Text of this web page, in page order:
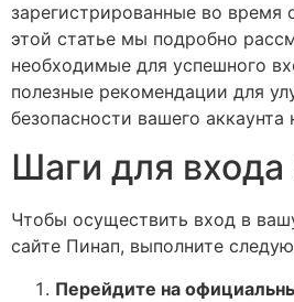
зарегистрированные во время
этой статье мы подробно
необходимые для успешного
полезные рекомендации для
безопасности вашего аккаунта
Шаги для
Чтобы осуществить вход в
сайте Пинап, выполните
Перейдите на